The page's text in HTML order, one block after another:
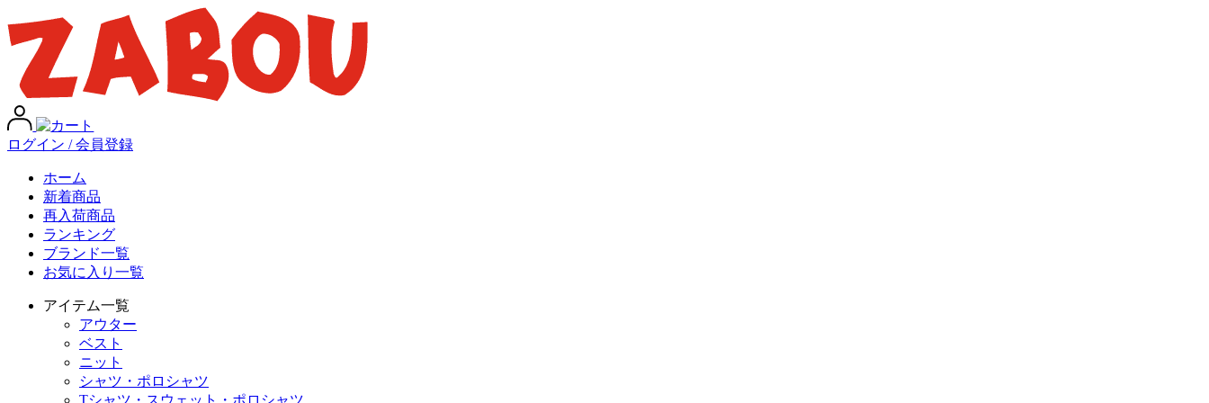
ログイン / 会員登録
ホーム
新着商品
再入荷商品
ランキング
ブランド一覧
お気に入り一覧
アイテム一覧
アウター
ベスト
ニット
シャツ・ポロシャツ
Tシャツ・スウェット・ポロシャツ